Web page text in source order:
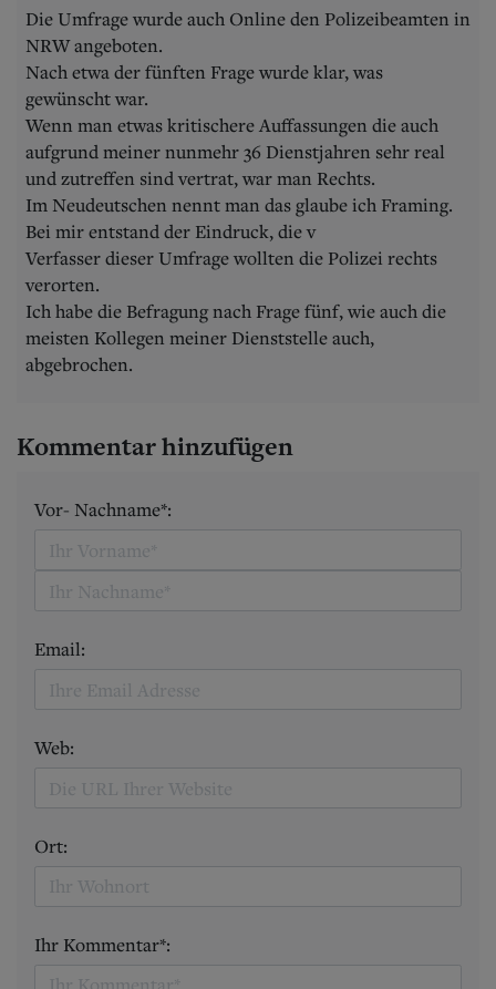
Die Umfrage wurde auch Online den Polizeibeamten in
NRW angeboten.
Nach etwa der fünften Frage wurde klar, was
gewünscht war.
Wenn man etwas kritischere Auffassungen die auch
aufgrund meiner nunmehr 36 Dienstjahren sehr real
und zutreffen sind vertrat, war man Rechts.
Im Neudeutschen nennt man das glaube ich Framing.
Bei mir entstand der Eindruck, die v
Verfasser dieser Umfrage wollten die Polizei rechts
verorten.
Ich habe die Befragung nach Frage fünf, wie auch die
meisten Kollegen meiner Dienststelle auch,
abgebrochen.
Kommentar hinzufügen
Vor- Nachname*:
Email:
Web:
Ort:
Ihr Kommentar*: